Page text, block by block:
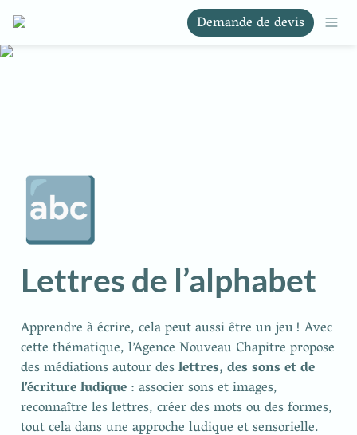
Demande de devis
🔤
Lettres de l’alphabet
Apprendre à écrire, cela peut aussi être un jeu ! Avec
cette thématique, l’Agence Nouveau Chapitre propose
des médiations autour des lettres, des sons et de
l’écriture ludique : associer sons et images,
reconnaître les lettres, créer des mots ou des formes,
tout cela dans une approche ludique et sensorielle.